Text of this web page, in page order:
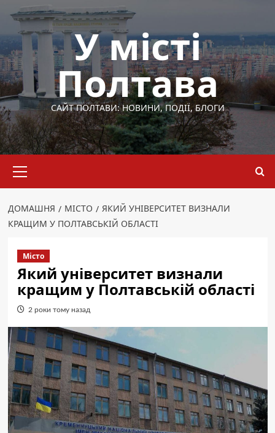
Перейти
вмісту
У місті
Полтава
САЙТ ПОЛТАВИ: НОВИНИ, ПОДІЇ, БЛОГИ
меню
ДОМАШНЯ МІСТО
ЯКИЙ УНІВЕРСИТЕТ ВИЗНАЛИ
КРАЩИМ У ПОЛТАВСЬКІЙ ОБЛАСТІ
Місто
Який університет визнали
кращим у Полтавській області
2 роки тому назад